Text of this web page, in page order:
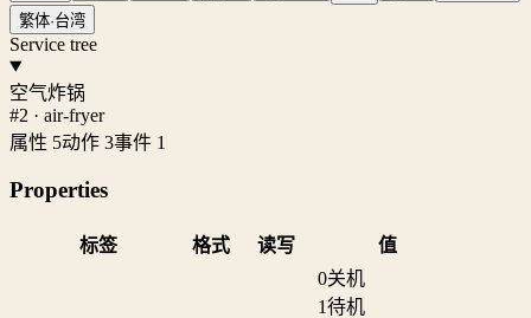
繁体·台湾
Service tree
空气炸锅
#2 · air-fryer
属性 5动作 3事件 1
Properties
标签 格式 读写 值
0关机
1待机